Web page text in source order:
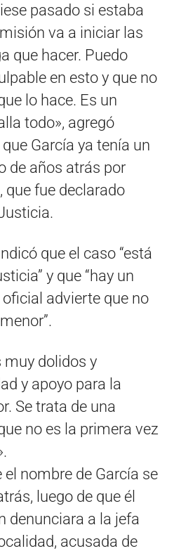
pasado si estaba
va a iniciar las
que hacer. Puedo
en esto y que no
lo hace. Es un
todo», agregó
García ya tenía un
de años atrás por
fue declarado
que el caso “está
y que “hay un
advierte que no
muy dolidos y
y apoyo para la
Se trata de una
no es la primera vez
el nombre de García se
luego de que él
denunciara a la jefa
acusada de